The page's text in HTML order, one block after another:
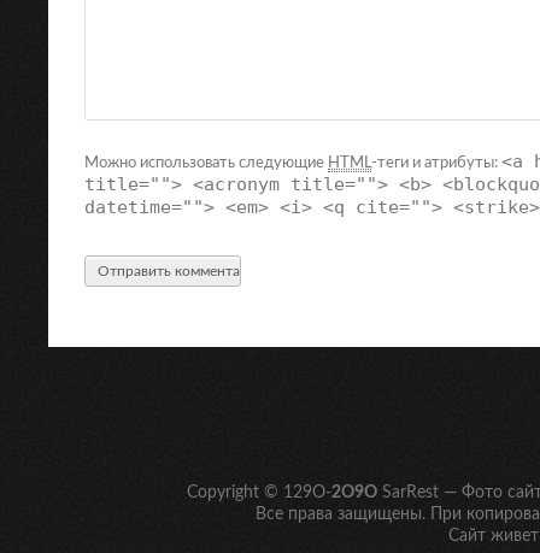
Можно использовать следующие HTML -теги и атрибуты: <a
title=""> <acronym title=""> <b>
datetime=""> <em> <i> <q cite="">
Copyright © 129O-2O9O SarRest — Фото
Все права защищены. При
Сайт живет